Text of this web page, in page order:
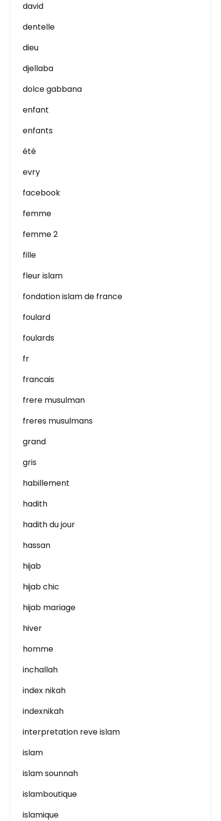
david
dentelle
dieu
djellaba
dolce gabbana
enfant
enfants
été
evry
facebook
femme
femme 2
fille
fleur islam
fondation islam de france
foulard
foulards
fr
francais
frere musulman
freres musulmans
grand
gris
habillement
hadith
hadith du jour
hassan
hijab
hijab chic
hijab mariage
hiver
homme
inchallah
index nikah
indexnikah
interpretation reve islam
islam
islam sounnah
islamboutique
islamique